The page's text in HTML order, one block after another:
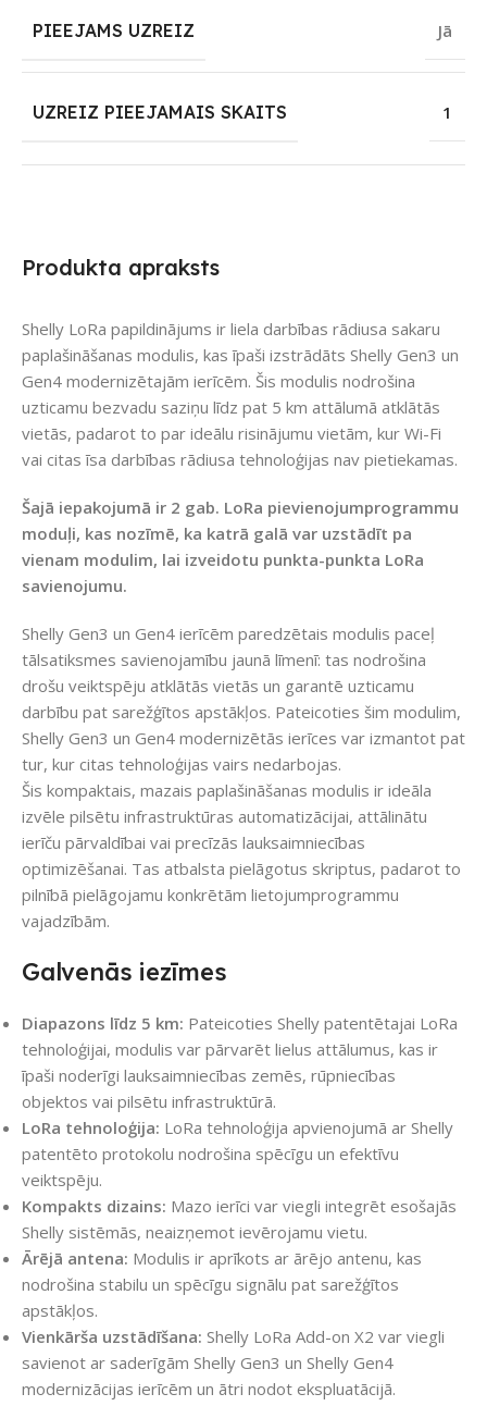
Produkta apraksts
Shelly LoRa papildinājums ir liela darbības rādiusa sakaru
paplašināšanas modulis, kas īpaši izstrādāts Shelly Gen3 un
Gen4 modernizētajām ierīcēm. Šis modulis nodrošina
uzticamu bezvadu saziņu līdz pat 5 km attālumā atklātās
vietās, padarot to par ideālu risinājumu vietām, kur Wi-Fi
vai citas īsa darbības rādiusa tehnoloģijas nav pietiekamas.
Šajā iepakojumā ir 2 gab. LoRa pievienojumprogrammu
moduļi, kas nozīmē, ka katrā galā var uzstādīt pa
vienam modulim, lai izveidotu punkta-punkta LoRa
savienojumu.
Shelly Gen3 un Gen4 ierīcēm paredzētais modulis paceļ
tālsatiksmes savienojamību jaunā līmenī: tas nodrošina
drošu veiktspēju atklātās vietās un garantē uzticamu
darbību pat sarežģītos apstākļos. Pateicoties šim modulim,
Shelly Gen3 un Gen4 modernizētās ierīces var izmantot pat
tur, kur citas tehnoloģijas vairs nedarbojas.
Šis kompaktais, mazais paplašināšanas modulis ir ideāla
izvēle pilsētu infrastruktūras automatizācijai, attālinātu
ierīču pārvaldībai vai precīzās lauksaimniecības
optimizēšanai. Tas atbalsta pielāgotus skriptus, padarot to
pilnībā pielāgojamu konkrētām lietojumprogrammu
vajadzībām.
Galvenās iezīmes
Diapazons līdz 5 km: Pateicoties Shelly patentētajai LoRa
tehnoloģijai, modulis var pārvarēt lielus attālumus, kas ir
īpaši noderīgi lauksaimniecības zemēs, rūpniecības
objektos vai pilsētu infrastruktūrā.
LoRa tehnoloģija: LoRa tehnoloģija apvienojumā ar Shelly
patentēto protokolu nodrošina spēcīgu un efektīvu
veiktspēju.
Kompakts dizains: Mazo ierīci var viegli integrēt esošajās
Shelly sistēmās, neaizņemot ievērojamu vietu.
Ārējā antena: Modulis ir aprīkots ar ārējo antenu, kas
nodrošina stabilu un spēcīgu signālu pat sarežģītos
apstākļos.
Vienkārša uzstādīšana: Shelly LoRa Add-on X2 var viegli
savienot ar saderīgām Shelly Gen3 un Shelly Gen4
modernizācijas ierīcēm un ātri nodot ekspluatācijā.
PIEEJAMS UZREIZ Jā
UZREIZ PIEEJAMAIS SKAITS 1